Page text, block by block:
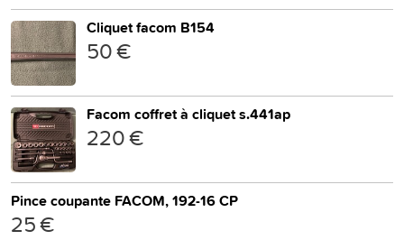
Cliquet facom B154
50 €
Facom coffret à cliquet s.441ap
220 €
Pince coupante FACOM, 192-16 CP
25 €